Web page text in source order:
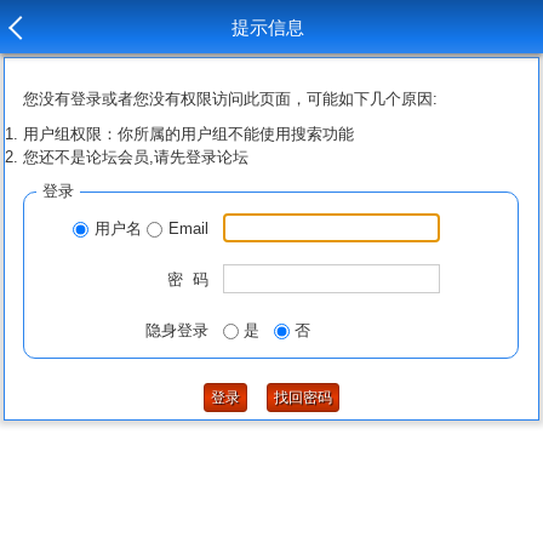
提示信息
您没有登录或者您没有权限访问此页面，可能如下几个原因:
用户组权限：你所属的用户组不能使用搜索功能
您还不是论坛会员,请先登录论坛
登录
用户名 Email
密 码
隐身登录 是 否